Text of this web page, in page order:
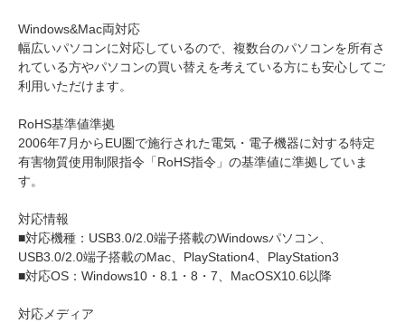
Windows&Mac両対応
幅広いパソコンに対応しているので、複数台のパソコンを所有さ
れている方やパソコンの買い替えを考えている方にも安心してご
利用いただけます。
RoHS基準値準拠
2006年7月からEU圏で施行された電気・電子機器に対する特定
有害物質使用制限指令「RoHS指令」の基準値に準拠していま
す。
対応情報
■対応機種：USB3.0/2.0端子搭載のWindowsパソコン、
USB3.0/2.0端子搭載のMac、PlayStation4、PlayStation3
■対応OS：Windows10・8.1・8・7、MacOSX10.6以降
対応メディア